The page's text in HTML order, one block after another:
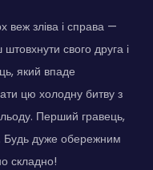
веж зліва і справа —
свого друга і
який впаде
цю холодну битву з
Перший гравець,
Будь дуже обережним
складно!